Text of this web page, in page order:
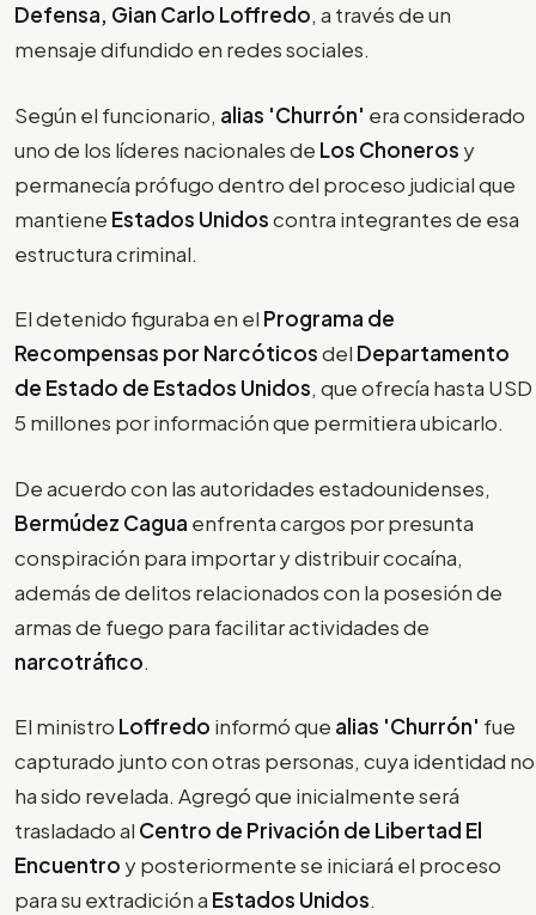
Defensa, Gian Carlo Loffredo, a través de un
mensaje difundido en redes sociales.
Según el funcionario, alias 'Churrón' era considerado
uno de los líderes nacionales de Los Choneros y
permanecía prófugo dentro del proceso judicial que
mantiene Estados Unidoscontra integrantes de esa
estructura criminal.
El detenido figuraba en el Programa de
Recompensas por Narcóticosdel Departamento
de Estado de Estados Unidos, que ofrecía hasta USD
5 millones por información que permitiera ubicarlo.
De acuerdo con las autoridades estadounidenses,
Bermúdez Cagua enfrenta cargos por presunta
conspiración para importar y distribuir cocaína,
además de delitos relacionados con la posesión de
armas de fuego para facilitar actividades de
narcotráfico.
El ministro Loffredo informó que alias 'Churrón' fue
capturado junto con otras personas, cuya identidad no
ha sido revelada. Agregó que inicialmente será
trasladado al Centro de Privación de Libertad El
Encuentro y posteriormente se iniciará el proceso
para su extradición a Estados Unidos.